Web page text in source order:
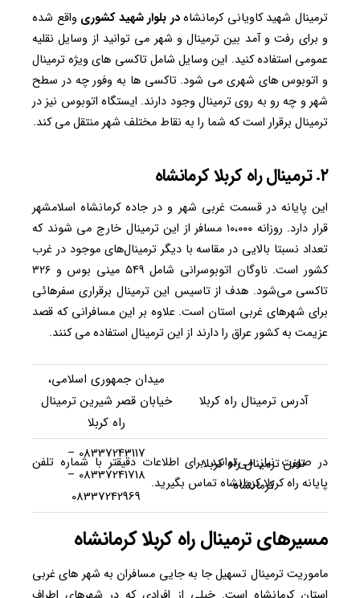
ترمینال شهید کاویانی کرمانشاهدر بلوار شهید کشوری واقع شده
و برای رفت و آمد بین ترمینال و شهر می توانید از وسایل نقلیه
عمومی استفاده کنید. این وسایل شامل تاکسی های ویژه ترمینال
و اتوبوس های شهری می شود. تاکسی ها به وفور چه در سطح
شهر و چه رو به روی ترمینال وجود دارند. ایستگاه اتوبوس نیز در
ترمینال برقرار است که شما را به نقاط مختلف شهر منتقل می کند.
۲. ترمینال راه کربلا کرمانشاه
این پایانه در قسمت غربی شهر و در جاده کرمانشاه اسلامشهر
قرار دارد. روزانه ۱۰،۰۰۰ مسافر از این ترمینال خارج می شوند که
تعداد نسبتا بالایی در مقاسه با دیگر ترمینال‌های موجود در غرب
کشور است. ناوگان اتوبوسرانی شامل ۵۴۹ مینی بوس و ۳۲۶
تاکسی می‌شود. هدف از تاسیس این ترمینال برقراری سفرهائی
برای شهرهای غربی استان است. علاوه بر این مسافرانی که قصد
عزیمت به کشور عراق را دارند از این ترمینال استفاده می کنند.
آدرس ترمینال راه کربلا
میدان جمهوری اسلامی،
خیابان قصر شیرین ترمینال
راه کربلا
تلفن ترمینال راه کربلا
کرمانشاه
08337243117 –
08337241718 –
08337242969
در صورت نیاز می‌توانید برای اطلاعات دقیقتر با شماره تلفن
پایانه راه کربلا کرمانشاه تماس بگیرید.
مسیرهای ترمینال راه کربلا کرمانشاه
ماموریت ترمینال تسهیل جا به جایی مسافران به شهر های غربی